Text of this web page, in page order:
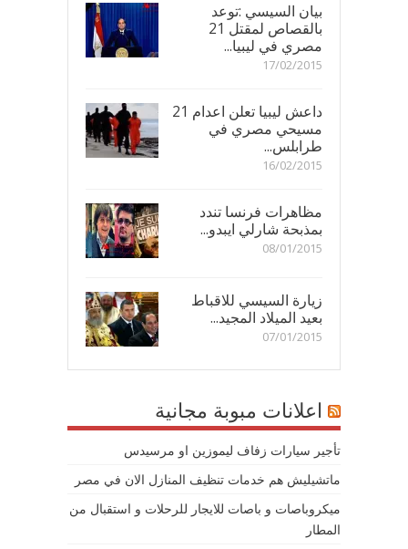
بيان السيسي :توعد
بالقصاص لمقتل 21
مصري في ليبيا...
17/02/2015
داعش ليبيا تعلن اعدام 21
مسيحي مصري في
طرابلس...
16/02/2015
مظاهرات فرنسا تندد
بمذبحة شارلي ايبدو...
08/01/2015
زيارة السيسي للاقباط
بعيد الميلاد المجيد...
07/01/2015
اعلانات مبوبة مجانية
تأجير سيارات زفاف ليموزين او مرسيدس
ماتشيليش هم خدمات تنظيف المنازل الان في مصر
ميكروباصات و باصات للايجار للرحلات و استقبال من
المطار